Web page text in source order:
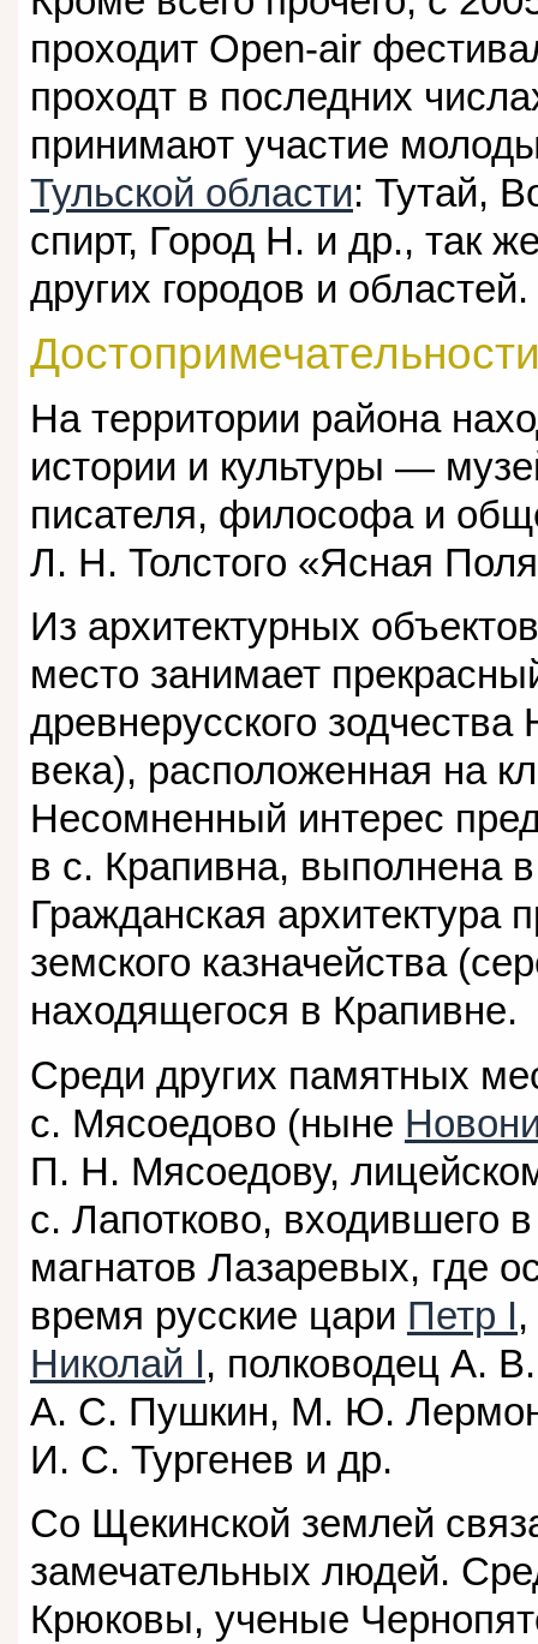
проходит Оpen-air
проходт в последних
принимают участие
Тульской области: Тутай,
спирт, Город Н. и др., так
других городов и областей.
На территории района
истории и культуры —
писателя, философа и
Л. Н. Толстого «Ясная
Из архитектурных
место занимает
древнерусского
века), расположенная на
Несомненный интерес
в с. Крапивна, выполнена
Гражданская
земского казначейства
находящегося в Крапивне.
Среди других памятных
с. Мясоедово (ныне
П. Н. Мясоедову,
с. Лапотково, входившего
магнатов Лазаревых, где
время русские цари Петр I,
Николай I, полководец А.
А. С. Пушкин, М. Ю.
И. С. Тургенев и др.
Со Щекинской землей
замечательных людей.
Крюковы, ученые